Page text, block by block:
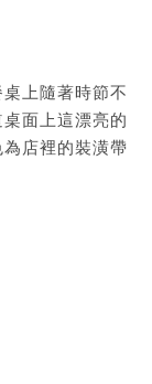
上隨著時節不
面上這漂亮的
店裡的裝潢帶